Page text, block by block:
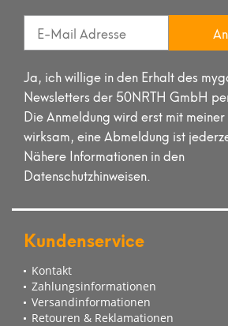
Ja, ich willige in den Erhalt des
Newsletters der 50NRTH GmbH
Die Anmeldung wird erst mit
wirksam, eine Abmeldung ist
Nähere Informationen in den
Datenschutzhinweisen.
Kundenservice
Kontakt
Zahlungsinformationen
Versandinformationen
Retouren & Reklamationen